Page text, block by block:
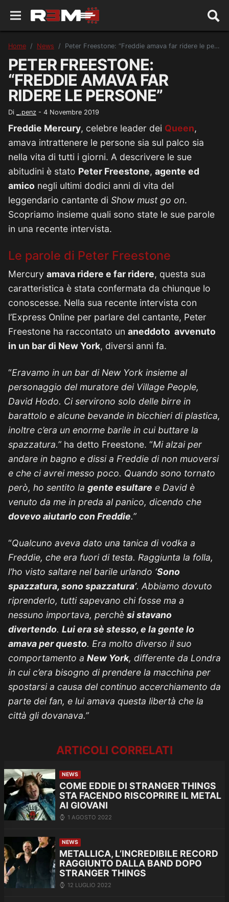
Home News Peter Freestone: “Freddie amava far ridere le persone”
PETER FREESTONE:
“FREDDIE AMAVA FAR
RIDERE LE PERSONE”
Di _.penz - 4 Novembre 2019
Freddie Mercury, celebre leader dei Queen,
amava intrattenere le persone sia sul palco sia
nella vita di tutti i giorni. A descrivere le sue
abitudini è stato Peter Freestone, agente ed
amico negli ultimi dodici anni di vita del
leggendario cantante di Show must go on.
Scopriamo insieme quali sono state le sue parole
in una recente intervista.
Le parole di Peter Freestone
Mercury amava ridere e far ridere, questa sua
caratteristica è stata confermata da chiunque lo
conoscesse. Nella sua recente intervista con
l’Express Online per parlare del cantante, Peter
Freestone ha raccontato un aneddoto avvenuto
in un bar di New York, diversi anni fa.
“Eravamo in un bar di New York insieme al
personaggio del muratore dei Village People,
David Hodo. Ci servirono solo delle birre in
barattolo e alcune bevande in bicchieri di plastica,
inoltre c’era un enorme barile in cui buttare la
spazzatura.” ha detto Freestone. “Mi alzai per
andare in bagno e dissi a Freddie di non muoversi
e che ci avrei messo poco. Quando sono tornato
però, ho sentito la gente esultare e David è
venuto da me in preda al panico, dicendo che
dovevo aiutarlo con Freddie.”
“Qualcuno aveva dato una tanica di vodka a
Freddie, che era fuori di testa. Raggiunta la folla,
l’ho visto saltare nel barile urlando ‘Sono
spazzatura, sono spazzatura’. Abbiamo dovuto
riprenderlo, tutti sapevano chi fosse ma a
nessuno importava, perchè si stavano
divertendo. Lui era sè stesso, e la gente lo
amava per questo. Era molto diverso il suo
comportamento a New York, differente da Londra
in cui c’era bisogno di prendere la macchina per
spostarsi a causa del continuo accerchiamento da
parte dei fan, e lui amava questa libertà che la
città gli dovanava.”
ARTICOLI CORRELATI
NEWS
COME EDDIE DI STRANGER THINGS
STA FACENDO RISCOPRIRE IL METAL
AI GIOVANI
1 AGOSTO 2022
NEWS
METALLICA, L’INCREDIBILE RECORD
RAGGIUNTO DALLA BAND DOPO
STRANGER THINGS
12 LUGLIO 2022